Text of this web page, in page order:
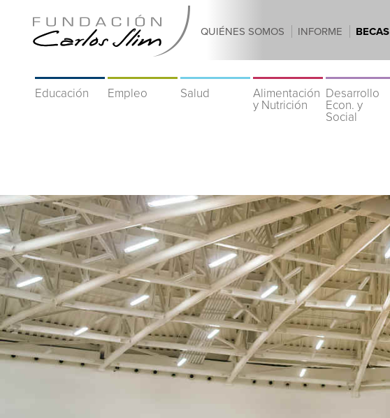
QUIÉNES SOMOS INFORME BECAS
Educación Empleo Salud
Alimentación
y Nutrición
Desarrollo
Econ. y
Social